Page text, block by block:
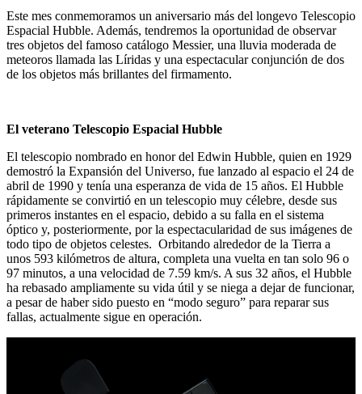
Este mes conmemoramos un aniversario más del longevo Telescopio
Espacial Hubble. Además, tendremos la oportunidad de observar
tres objetos del famoso catálogo Messier, una lluvia moderada de
meteoros llamada las Líridas y una espectacular conjunción de dos
de los objetos más brillantes del firmamento.
El veterano Telescopio Espacial Hubble
El telescopio nombrado en honor del Edwin Hubble, quien en 1929
demostró la Expansión del Universo, fue lanzado al espacio el 24 de
abril de 1990 y tenía una esperanza de vida de 15 años. El Hubble
rápidamente se convirtió en un telescopio muy célebre, desde sus
primeros instantes en el espacio, debido a su falla en el sistema
óptico y, posteriormente, por la espectacularidad de sus imágenes de
todo tipo de objetos celestes. Orbitando alrededor de la Tierra a
unos 593 kilómetros de altura, completa una vuelta en tan solo 96 o
97 minutos, a una velocidad de 7.59 km/s. A sus 32 años, el Hubble
ha rebasado ampliamente su vida útil y se niega a dejar de funcionar,
a pesar de haber sido puesto en “modo seguro” para reparar sus
fallas, actualmente sigue en operación.